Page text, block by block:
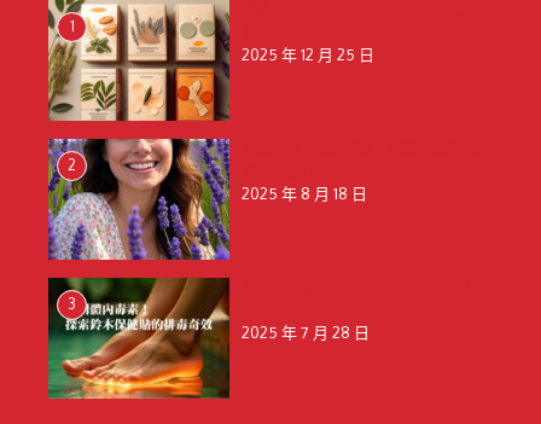
1
2025 年 12 月 25 日
2
2025 年 8 月 18 日
3
2025 年 7 月 28 日